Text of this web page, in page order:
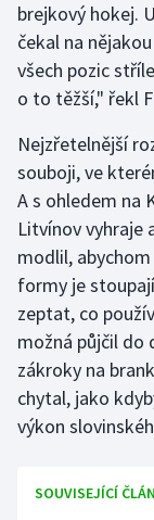
Sportovní
Stolní tenis
Triatlon
Veslování
Vodní slalom
Volejbal
Ostatní
brejkový hokej.
čekal na
všech pozic
o to těžší," řekl
Nejzřetelnější
souboji, ve
A s ohledem na
Litvínov vyhraje
modlil,
formy je
zeptat, co
možná půjčil do
zákroky na
chytal, jako
výkon
SOUVISEJÍCÍ